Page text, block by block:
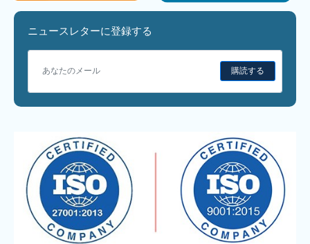
ニュースレターに登録する
購読する